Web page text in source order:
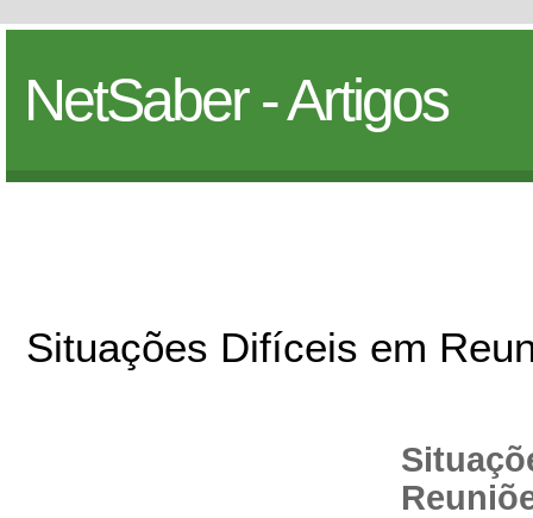
NetSaber - Artigos
Situações Difíceis em